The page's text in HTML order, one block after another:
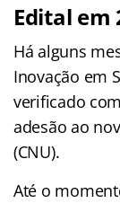
Edital em
Há alguns
Inovação em
verificado
adesão ao
(CNU).
Até o